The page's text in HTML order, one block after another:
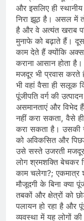
और इसलिए ही
निरा झूठ है। असल में
है और वे अत्‍यंत खराब
मुनाफे को बढ़ाते हैं।
काम देते हैं क्‍योंकि
कराना आसान होता
मजदूर भी प्रवास
भी वहां वैसा ही सलूक
पूंजीपति वर्ग की
असमानताएं और विभेद
नहीं करा सकता, वैसे
करा सकता है। उसकी
को अविकसित और
उसे सस्‍ते उजरती
लोग श्रमशक्ति बेचकर
काम चलेगा?; एकमात्र
मौजूदगी के बिना
तबकों और क्षेत्रों को
पलायन हो रहा है और
व्‍यवस्‍था में यह लोगों